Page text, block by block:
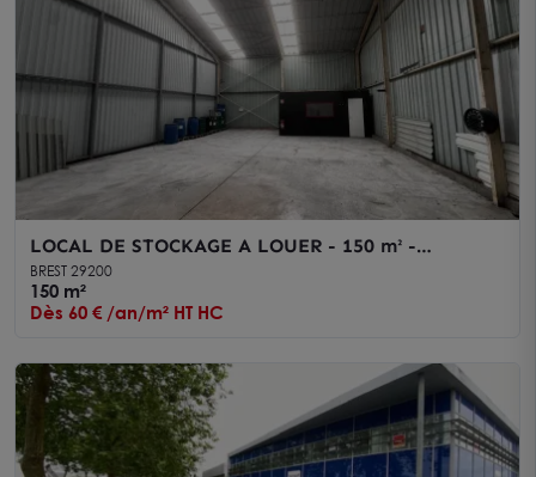
LOCAL DE STOCKAGE A LOUER - 150 m² -
LOSCOAT
BREST 29200
150 m²
Dès 60 € /an/m² HT HC